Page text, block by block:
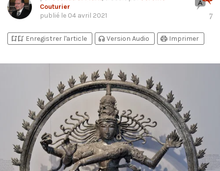
Couturier
publié le 04 avril 2021 7
bookmark_addbookmark_added Enregistrer l'article headphones Version Audio print Imprimer